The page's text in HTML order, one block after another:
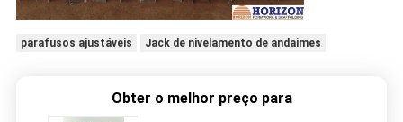
parafusos ajustáveis Jack de nivelamento de andaimes
Obter o melhor preço para